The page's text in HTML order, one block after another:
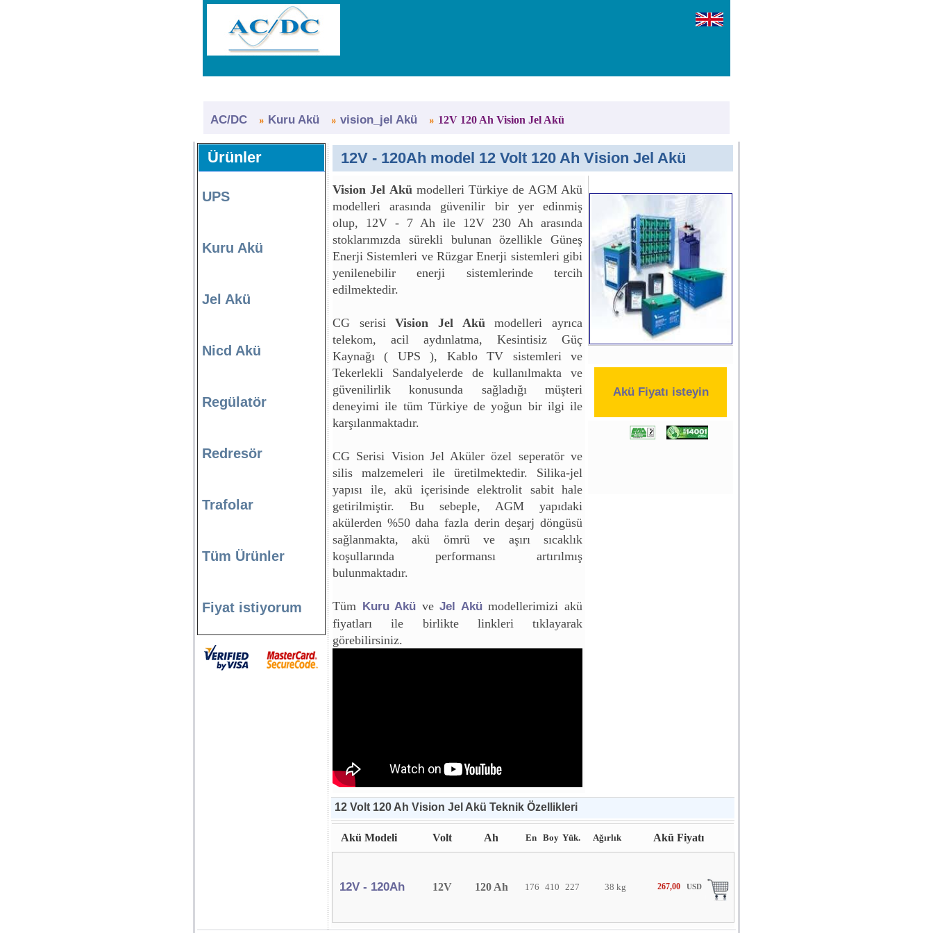
AC/DC Kuru Akü vision_jel Akü 12V 120 Ah Vision Jel Akü
Ürünler
UPS
Kuru Akü
Jel Akü
Nicd Akü
Regülatör
Redresör
Trafolar
Tüm Ürünler
Fiyat istiyorum
12V - 120Ah model 12 Volt 120 Ah Vision Jel Akü
Vision Jel Akümodelleri Türkiye de AGM Akü
modelleri arasında güvenilir bir yer edinmiş
olup, 12V - 7 Ah ile 12V 230 Ah arasında
stoklarımızda sürekli bulunan özellikle Güneş
Enerji Sistemleri ve Rüzgar Enerji sistemleri gibi
yenilenebilir enerji sistemlerinde tercih
edilmektedir.
CG serisiVision Jel Akümodelleri ayrıca
telekom, acil aydınlatma, Kesintisiz Güç
Kaynağı ( UPS ), Kablo TV sistemleri ve
Tekerlekli Sandalyelerde de kullanılmakta ve
güvenilirlik konusunda sağladığı müşteri
deneyimi ile tüm Türkiye de yoğun bir ilgi ile
karşılanmaktadır.
CG Serisi Vision Jel Aküler özel seperatör ve
silis malzemeleri ile üretilmektedir. Silika-jel
yapısı ile, akü içerisinde elektrolit sabit hale
getirilmiştir. Bu sebeple, AGM yapıdaki
akülerden %50 daha fazla derin deşarj döngüsü
sağlanmakta, akü ömrü ve aşırı sıcaklık
koşullarında performansı artırılmış
bulunmaktadır.
Tüm Kuru Akü veJel Akümodellerimizi akü
fiyatları ile birlikte linkleri tıklayarak
görebilirsiniz.
Akü Fiyatı isteyin
12 Volt 120 Ah Vision Jel Akü Teknik Özellikleri
Akü Modeli Volt Ah En Boy Yük. Ağırlık Akü Fiyatı
12V - 120Ah 12V 120 Ah 176 410 227 38 kg 267,00 USD